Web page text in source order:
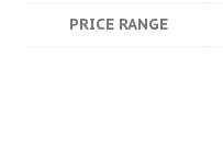
PRICE RANGE